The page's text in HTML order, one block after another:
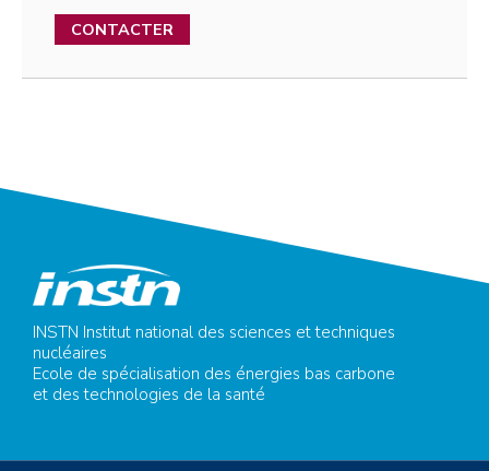
CONTACTER
INSTN Institut national des sciences et techniques
nucléaires
Ecole de spécialisation des énergies bas carbone
et des technologies de la santé